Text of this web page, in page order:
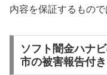
内容を保証するもので
ソフト闇金ハナ
市の被害報告付き